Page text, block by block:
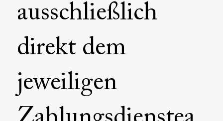
ausschließlich
direkt dem
jeweiligen